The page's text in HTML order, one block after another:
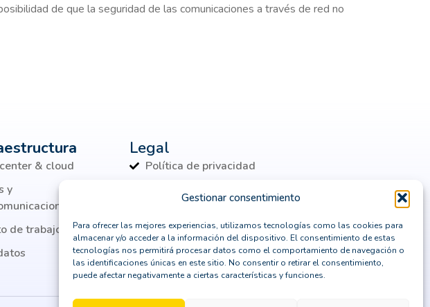
Gestionar consentimiento
Para ofrecer las mejores experiencias, utilizamos tecnologías como las cookies para
almacenar y/o acceder a la información del dispositivo. El consentimiento de estas
tecnologías nos permitirá procesar datos como el comportamiento de navegación o
las identificaciones únicas en este sitio. No consentir o retirar el consentimiento,
puede afectar negativamente a ciertas características y funciones.
de que la seguridad de las comunicaciones a través de red no
& cloud
y
de trabajo moderno
Legal
Política de privacidad
Política de seguridad